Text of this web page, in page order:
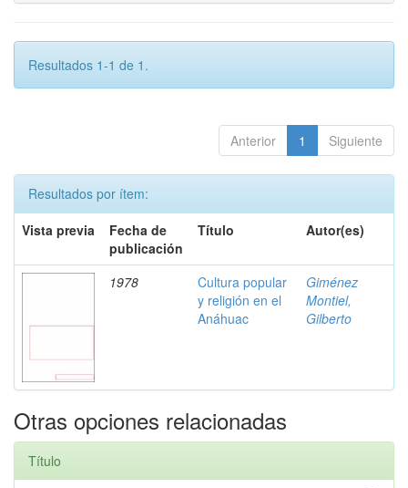
Resultados 1-1 de 1.
Anterior 1 Siguiente
Resultados por ítem:
Vista previa
Fecha de
publicación
Título Autor(es)
1978
Cultura popular
y religión en el
Anáhuac
Giménez
Montiel,
Gilberto
Otras opciones relacionadas
Título